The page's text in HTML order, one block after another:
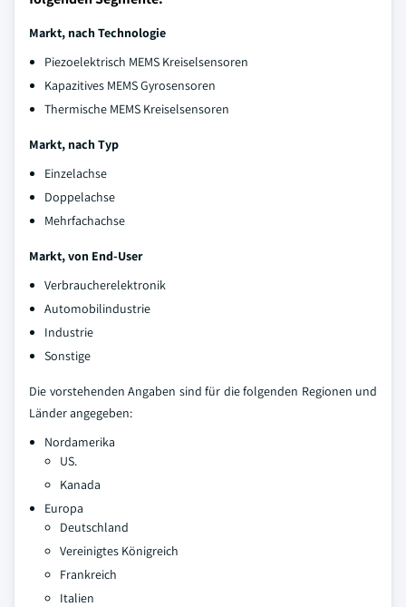
Markt, nach Technologie
Piezoelektrisch MEMS Kreiselsensoren
Kapazitives MEMS Gyrosensoren
Thermische MEMS Kreiselsensoren
Markt, nach Typ
Einzelachse
Doppelachse
Mehrfachachse
Markt, von End-User
Verbraucherelektronik
Automobilindustrie
Industrie
Sonstige
Die vorstehenden Angaben sind für die folgenden Regionen und
Länder angegeben:
Nordamerika
US.
Kanada
Europa
Deutschland
Vereinigtes Königreich
Frankreich
Italien